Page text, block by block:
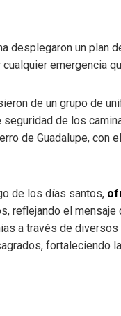
desplegaron un plan
emergencia
de un grupo de
de los
de Guadalupe,
de los días santos,
reflejando el
a través de
fortaleciendo